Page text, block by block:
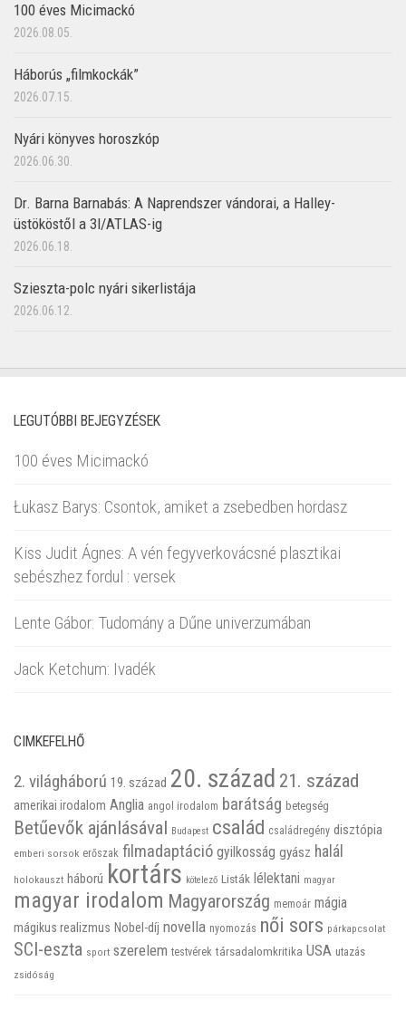
100 éves Micimackó
2026.08.05.
Háborús „filmkockák”
2026.07.15.
Nyári könyves horoszkóp
2026.06.30.
Dr. Barna Barnabás: A Naprendszer vándorai, a Halley-
üstököstől a 3I/ATLAS-ig
2026.06.18.
Szieszta-polc nyári sikerlistája
2026.06.12.
LEGUTÓBBI BEJEGYZÉSEK
100 éves Micimackó
Łukasz Barys: Csontok, amiket a zsebedben hordasz
Kiss Judit Ágnes: A vén fegyverkovácsné plasztikai
sebészhez fordul : versek
Lente Gábor: Tudomány a Dűne univerzumában
Jack Ketchum: Ivadék
CIMKEFELHŐ
2. világháború 19. század 20. század 21. század
amerikai irodalom Anglia angol irodalom barátság betegség
Betűevők ajánlásával Budapest család családregény disztópia
emberi sorsok erőszak filmadaptáció gyilkosság gyász halál
holokauszt háború kortárs kötelező Listák lélektani magyar
magyar irodalom Magyarország memoár mágia
mágikus realizmus Nobel-díj novella nyomozás női sors párkapcsolat
SCI-eszta sport szerelem testvérek társadalomkritika USA utazás
zsidóság